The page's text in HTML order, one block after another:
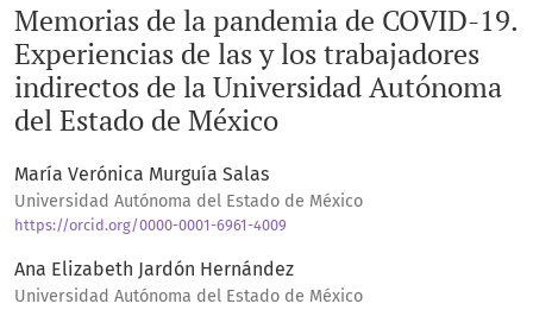
Memorias de la pandemia de COVID-19.
Experiencias de las y los trabajadores
indirectos de la Universidad Autónoma
del Estado de México
María Verónica Murguía Salas
Universidad Autónoma del Estado de México
https://orcid.org/0000-0001-6961-4009
Ana Elizabeth Jardón Hernández
Universidad Autónoma del Estado de México